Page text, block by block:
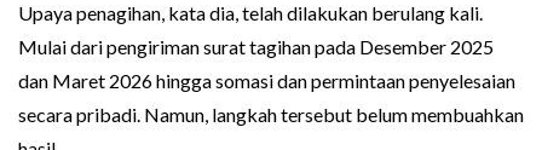
Upaya penagihan, kata dia, telah dilakukan berulang kali.
Mulai dari pengiriman surat tagihan pada Desember 2025
dan Maret 2026 hingga somasi dan permintaan penyelesaian
secara pribadi. Namun, langkah tersebut belum membuahkan